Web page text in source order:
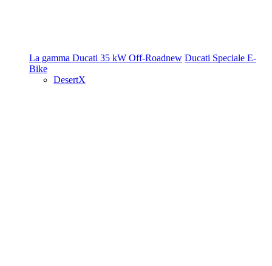
La gamma Ducati 35 kW Off-Roadnew Ducati Speciale E-
Bike
DesertX